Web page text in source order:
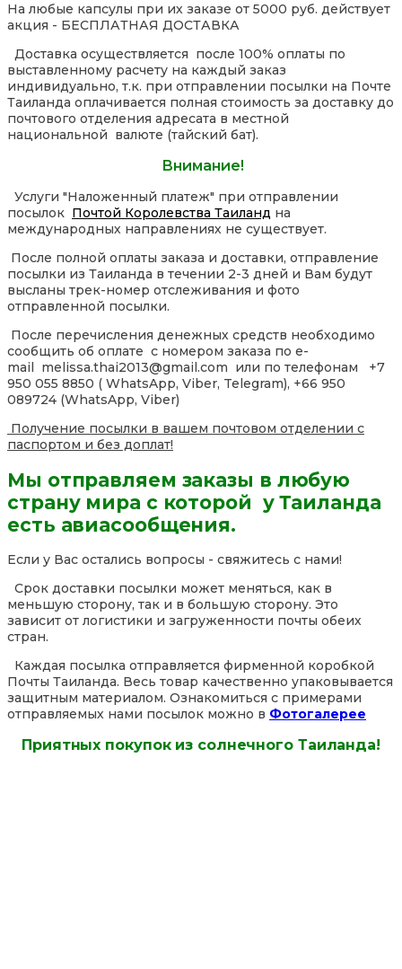
На любые капсулы при их заказе от 5000 руб. действует
акция - БЕСПЛАТНАЯ ДОСТАВКА
Доставка осуществляется после 100% оплаты по
выставленному расчету на каждый заказ
индивидуально, т.к. при отправлении посылки на Почте
Таиланда оплачивается полная стоимость за доставку до
почтового отделения адресата в местной
национальной валюте (тайский бат).
Внимание!
Услуги "Наложенный платеж" при отправлении
посылок Почтой Королевства Таиланд на
международных направлениях не существует.
После полной оплаты заказа и доставки, отправление
посылки из Таиланда в течении 2-3 дней и Вам будут
высланы трек-номер отслеживания и фото
отправленной посылки.
После перечисления денежных средств необходимо
сообщить об оплате с номером заказа по e-
mail melissa.thai2013@gmail.com или по телефонам +7
950 055 8850 ( WhatsApp, Viber, Telegram), +66 950
089724 (WhatsApp, Viber)
Получение посылки в вашем почтовом отделении с
паспортом и без доплат!
Мы отправляем заказы в любую
страну мира с которой у Таиланда
есть авиасообщения.
Если у Вас остались вопросы - свяжитесь с нами!
Срок доставки посылки может меняться, как в
меньшую сторону, так и в большую сторону. Это
зависит от логистики и загруженности почты обеих
стран.
Каждая посылка отправляется фирменной коробкой
Почты Таиланда. Весь товар качественно упаковывается
защитным материалом. Ознакомиться с примерами
отправляемых нами посылок можно в Фотогалерее
Приятных покупок из солнечного Таиланда!